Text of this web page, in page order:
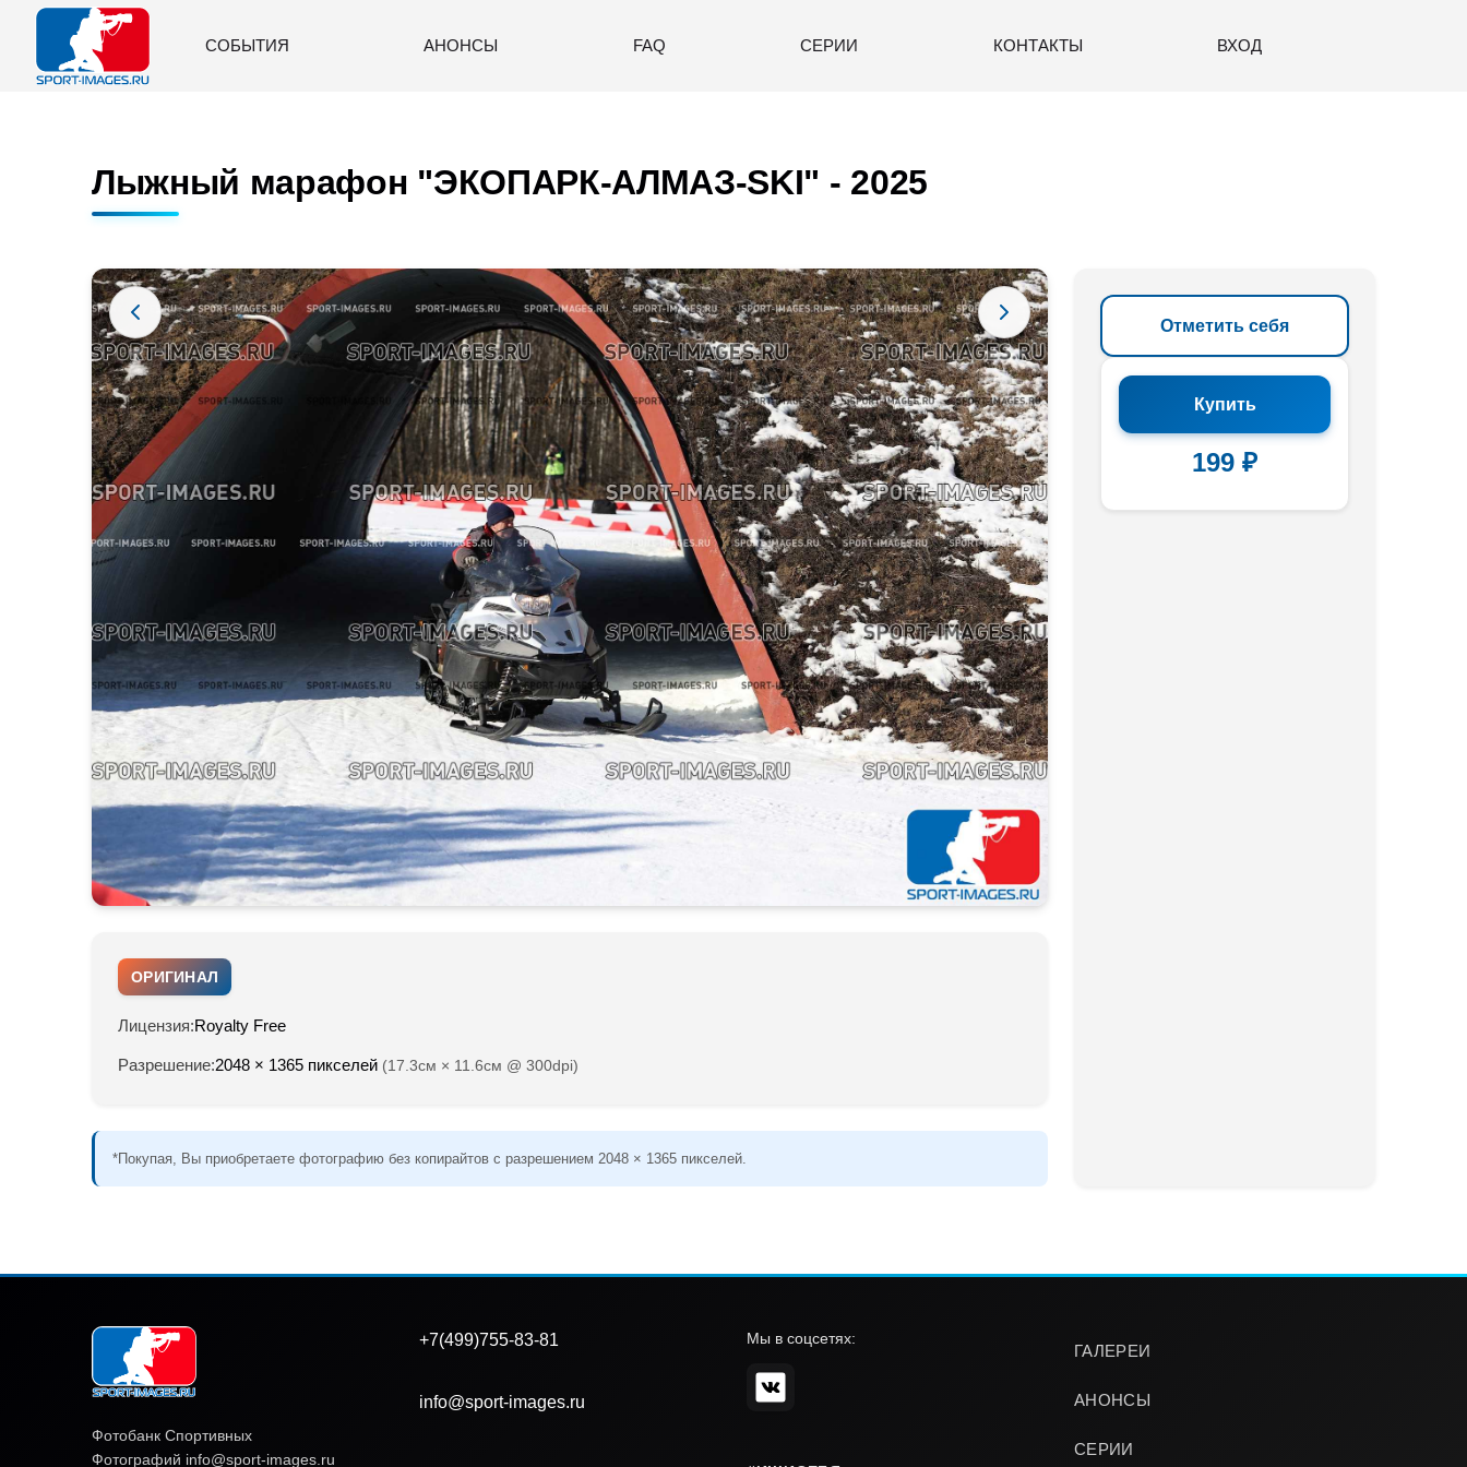
СОБЫТИЯ АНОНСЫ FAQ СЕРИИ КОНТАКТЫ ВХОД
Лыжный марафон "ЭКОПАРК-АЛМАЗ-SKI" - 2025
ОРИГИНАЛ
Лицензия:Royalty Free
Разрешение:2048 × 1365 пикселей (17.3см × 11.6см @ 300dpi)
*Покупая, Вы приобретаете фотографию без копирайтов с разрешением 2048 × 1365 пикселей.
Отметить себя
Купить
199 ₽
Фотобанк Спортивных
Фотографий info@sport-images.ru
ГАЛЕРЕИ
АНОНСЫ
СЕРИИ
+7(499)755-83-81
info@sport-images.ru
Мы в соцсетях: